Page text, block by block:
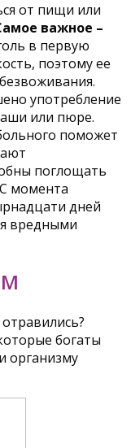
от пищи или
важное –
в первую
поэтому ее
употребление
или пюре.
поможет
поглощать
момента
дней
вредными
богаты
организму